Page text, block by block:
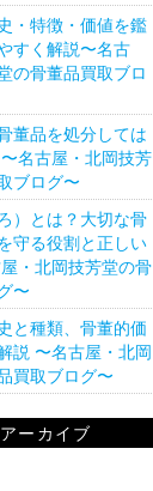
・特徴・価値を鑑
すく解説〜名古
の骨董品買取ブロ
董品を処分しては
名古屋・北岡技芳
ブログ〜
）とは？大切な骨
守る役割と正しい
・北岡技芳堂の骨
〜
と種類、骨董的価
説 〜名古屋・北岡
買取ブログ〜
ーカイブ